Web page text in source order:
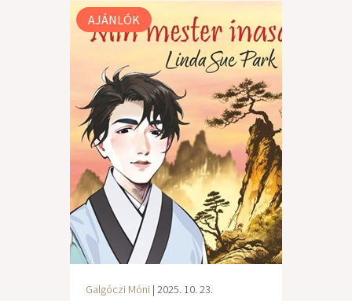
AJÁNLÓK
Galgóczi Móni | 2025. 10. 23.